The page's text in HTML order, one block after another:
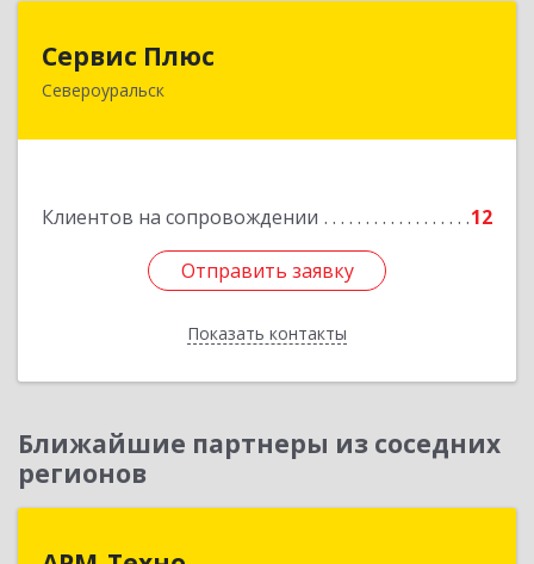
Сервис Плюс
Североуральск
Клиентов на сопровождении 12
Отправить заявку
Показать контакты
624480, Свердловская обл, Североуральск г,
Отправить заявку
Назад
Ближайшие партнеры из соседних
регионов